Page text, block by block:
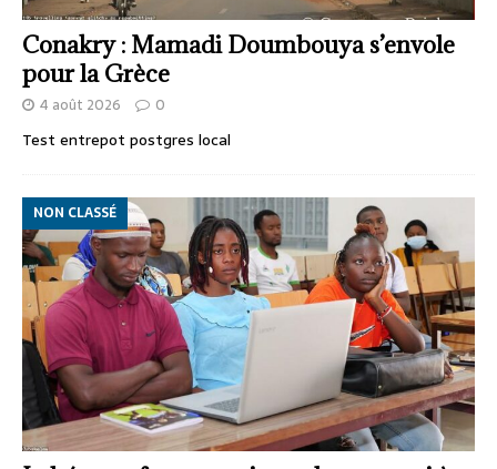
Conakry : Mamadi Doumbouya s’envole
pour la Grèce
4 août 2026 0
Test entrepot postgres local
NON CLASSÉ